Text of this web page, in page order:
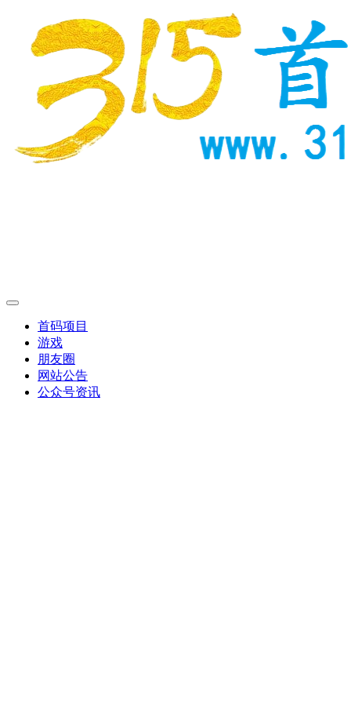
首码项目
游戏
朋友圈
网站公告
公众号资讯